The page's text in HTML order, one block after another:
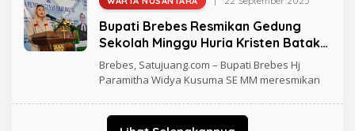
Bupati Brebes Resmikan Gedung
Sekolah Minggu Huria Kristen Batak
Protestan
O
E
H
A
N
D
R
A
Brebes, Satujuang.com – Bupati Brebes Hj
Paramitha Widya Kusuma SE MM meresmikan